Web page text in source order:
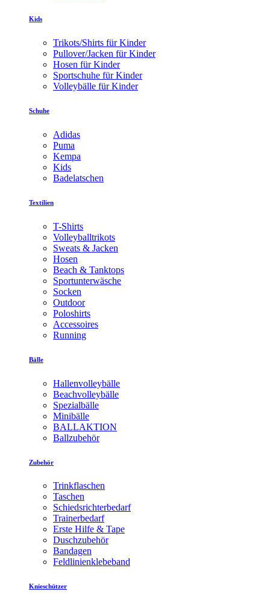
Kids
Trikots/Shirts für Kinder
Pullover/Jacken für Kinder
Hosen für Kinder
Sportschuhe für Kinder
Volleybälle für Kinder
Schuhe
Adidas
Puma
Kempa
Kids
Badelatschen
Textilien
T-Shirts
Volleyballtrikots
Sweats & Jacken
Hosen
Beach & Tanktops
Sportunterwäsche
Socken
Outdoor
Poloshirts
Accessoires
Running
Bälle
Hallenvolleybälle
Beachvolleybälle
Spezialbälle
Minibälle
BALLAKTION
Ballzubehör
Zubehör
Trinkflaschen
Taschen
Schiedsrichterbedarf
Trainerbedarf
Erste Hilfe & Tape
Duschzubehör
Bandagen
Feldlinienklebeband
Knieschützer